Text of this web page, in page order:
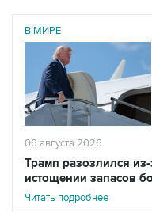
В МИРЕ
06 августа 2026
Трамп разозлился
истощении запасов
Читать подробнее